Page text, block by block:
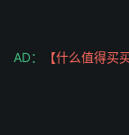
AD： 【什么值得